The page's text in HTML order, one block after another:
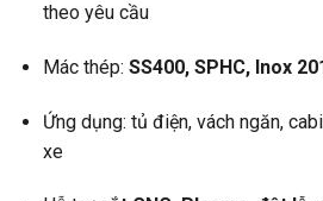
theo yêu cầu
Mác thép: SS400, SPHC, Inox
Ứng dụng: tủ điện, vách ngăn,
xe